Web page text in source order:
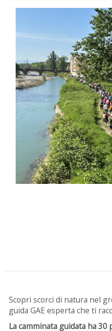
Scopri scorci di natura nel
guida GAE esperta che ti
La camminata guidata ha